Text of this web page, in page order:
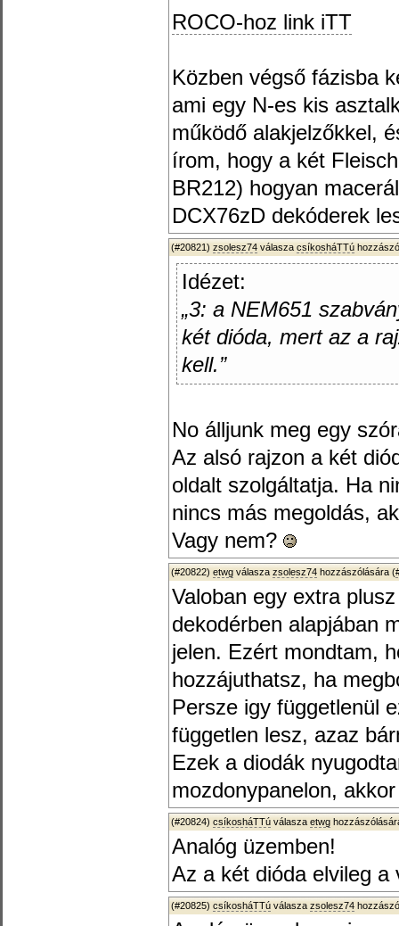
ROCO-hoz link iTT
Közben végső fázisba
ami egy N-es kis
működő alakjelzőkkel,
írom, hogy a két
BR212) hogyan
DCX76zD dekóderek
(#20821) zsolesz74 válasza csíkosháTTú
Idézet:
„3: a NEM651
két dióda, mert az a
kell.”
No álljunk meg egy
Az alsó rajzon a két
oldalt szolgáltatja. Ha
nincs más megoldás,
Vagy nem?
(#20822) etwg válasza zsolesz74 hozzászólására (
Valoban egy extra
dekodérben alapjában
jelen. Ezért mondtam,
hozzájuthatsz, ha
Persze igy függetlenül
független lesz, azaz
Ezek a diodák
mozdonypanelon,
(#20824) csíkosháTTú válasza etwg
Analóg üzemben!
Az a két dióda elvileg a
(#20825) csíkosháTTú válasza zsolesz74